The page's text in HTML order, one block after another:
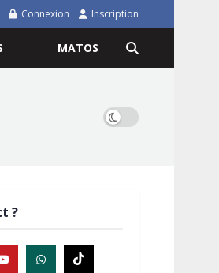
Connexion Inscription
MATOS
?